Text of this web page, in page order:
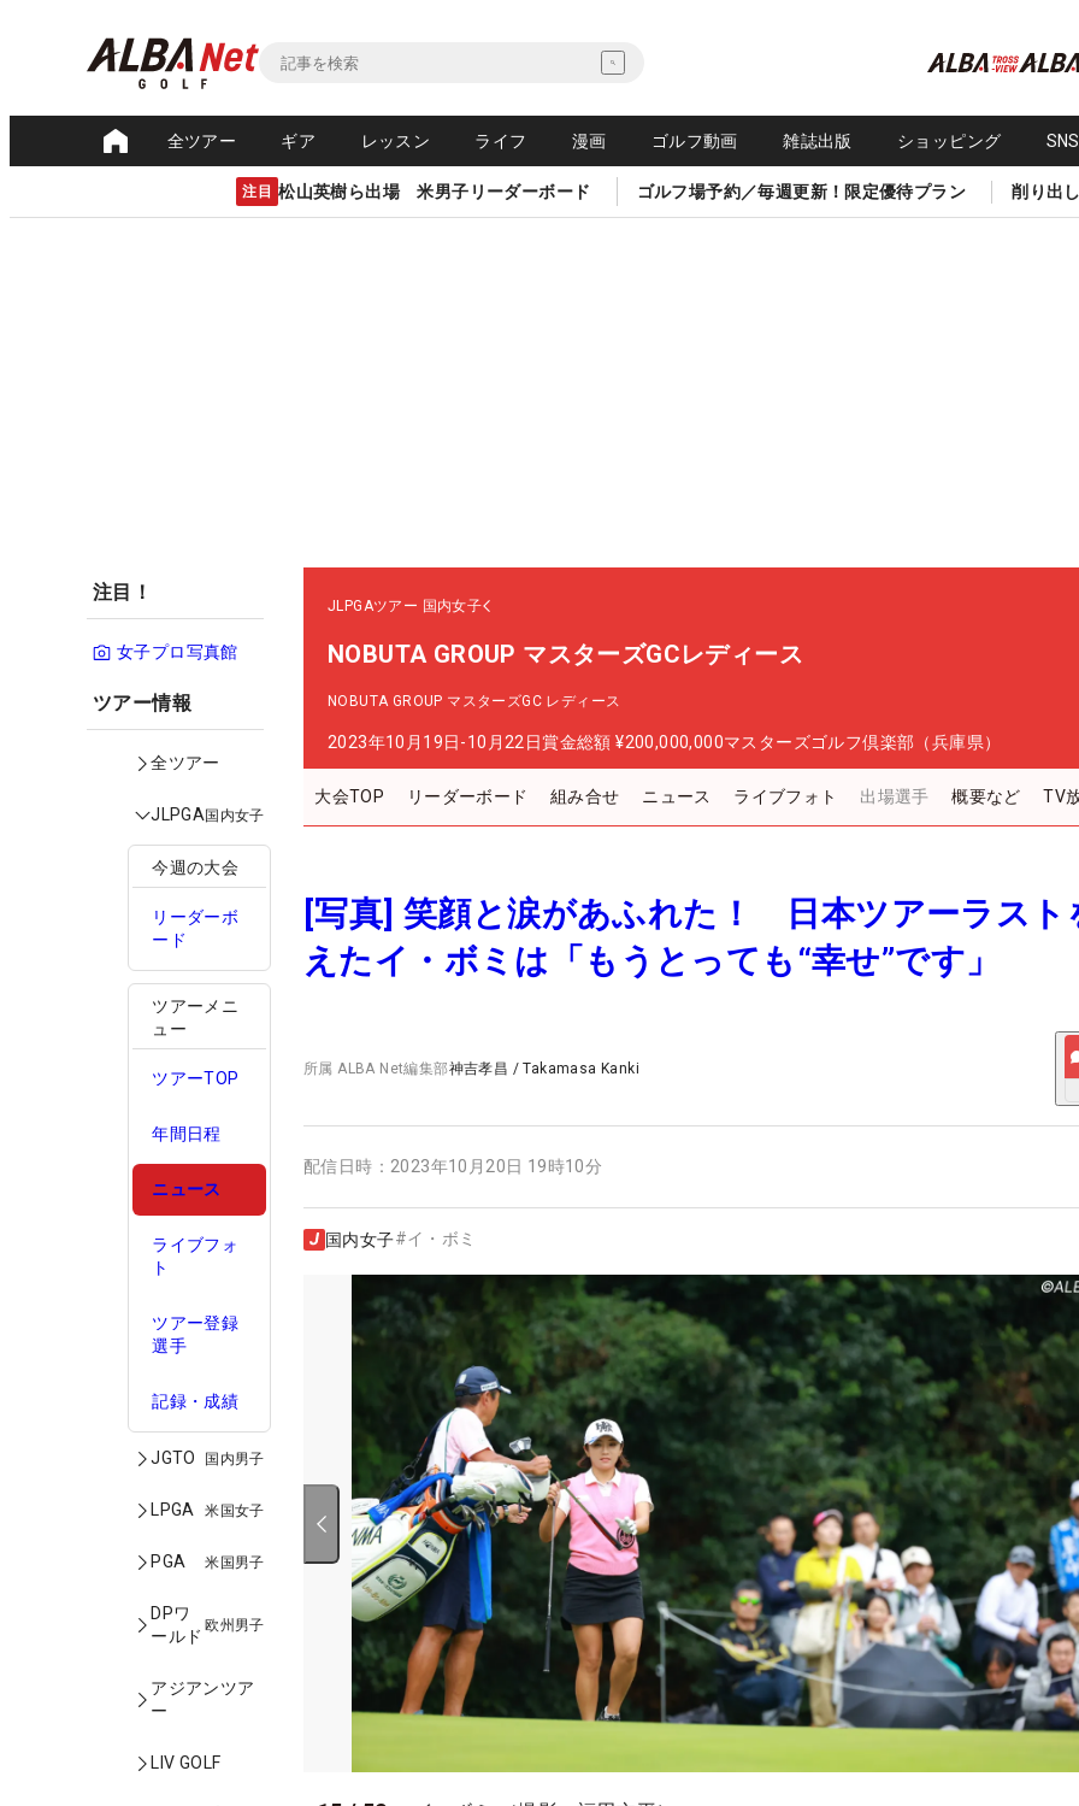
全ツアー ギア レッスン ライフ 漫画 ゴルフ動画 雑誌出版 ショッピング
注目 松山英樹ら出場 米男子リーダーボード ゴルフ場予約／毎週更新！限定優待プラン 削り出
注目！
女子プロ写真館
ツアー情報
全ツアー
JLPGA国内女子
今週の大会
リーダーボ
ード
ツアーメニ
ュー
ツアーTOP
年間日程
ニュース
ライブフォ
ト
ツアー登録
選手
記録・成績
JGTO 国内男子
LPGA 米国女子
PGA 米国男子
DPワ
ールド
欧州男子
アジアンツア
ー
LIV GOLF
JLPGAツアー 国内女子
NOBUTA GROUP マスターズGCレディース
NOBUTA GROUP マスターズGC レディース
2023年10月19日-10月22日賞金総額 ¥200,000,000マスターズゴルフ倶楽部（兵庫県）
大会TOP リーダーボード 組み合せ ニュース ライブフォト 出場選手 概要など TV
[写真] 笑顔と涙があふれた！ 日本ツアーラスト
えたイ・ボミは「もうとっても“幸せ”です」
所属ALBA Net編集部神吉孝昌 /Takamasa Kanki
配信日時： 2023年10月20日 19時10分
国内女子#イ・ボミ